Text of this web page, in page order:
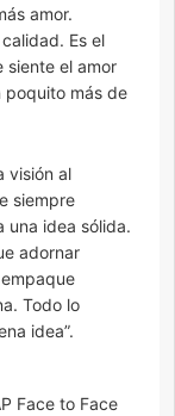
amor.
Es el
siente el amor
poquito más de
visión al
siempre
una idea sólida.
adornar
Todo lo
idea”.
Face to Face